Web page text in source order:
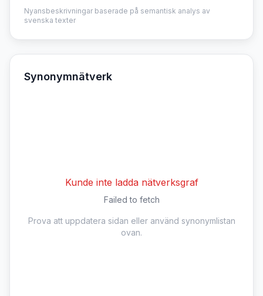
Nyansbeskrivningar baserade på semantisk analys av
svenska texter
Synonymnätverk
Kunde inte ladda nätverksgraf
Failed to fetch
Prova att uppdatera sidan eller använd synonymlistan
ovan.